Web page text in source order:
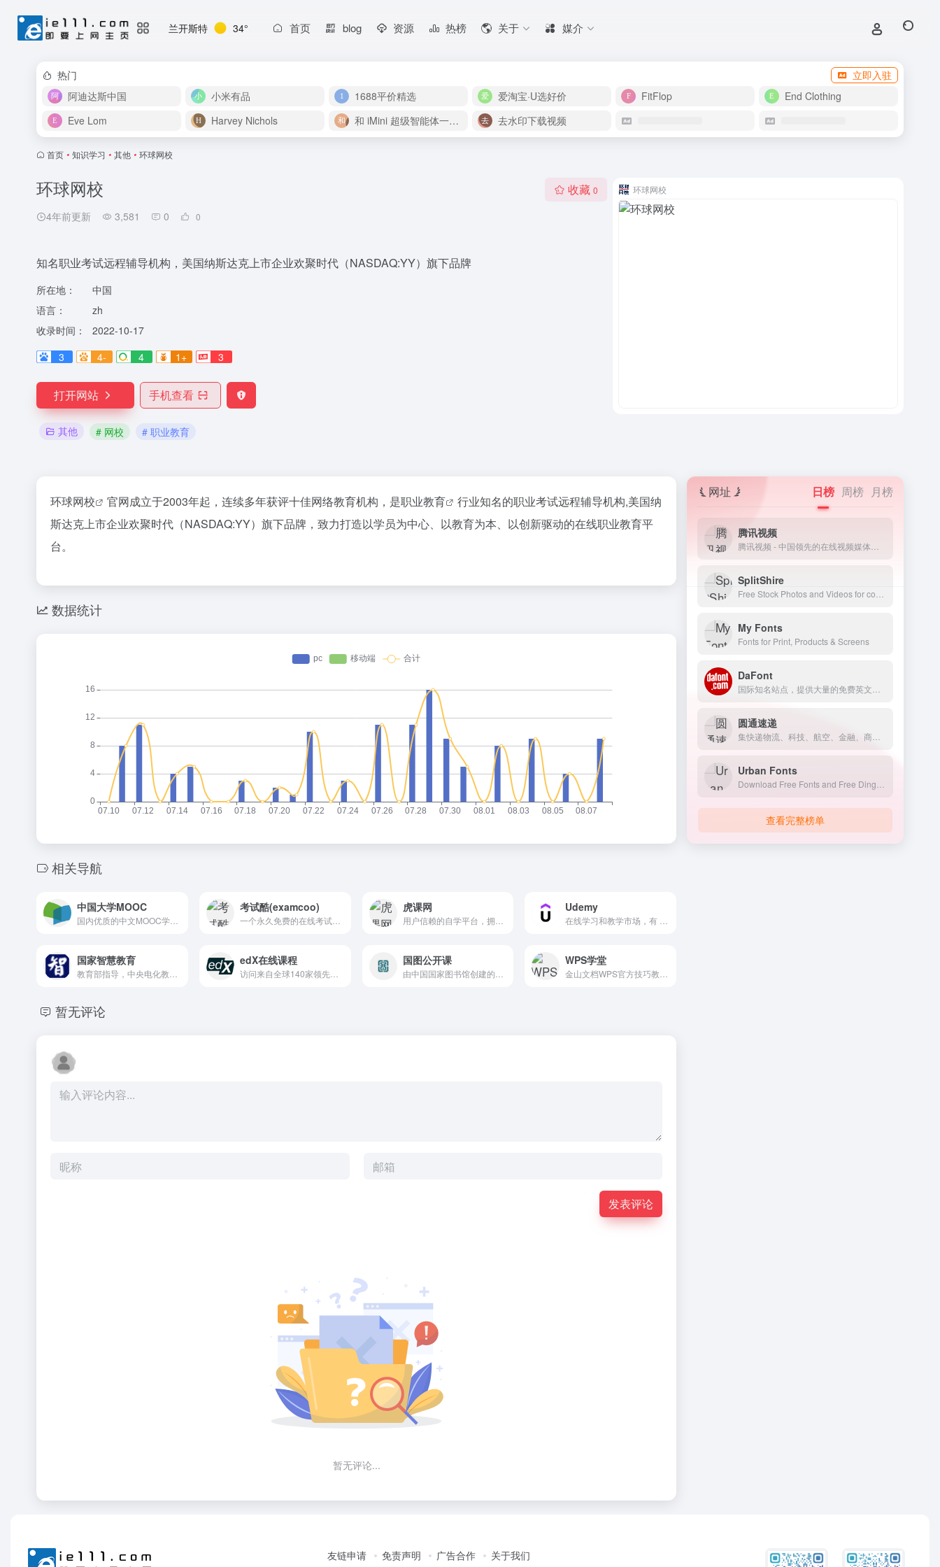
兰开斯特 34° 首页 blog 资源 热榜 关于 媒介
热门
立即入驻
阿迪达斯中国
小米有品 1688平价精选 爱淘宝·U选好价 FitFlop
End Clothing
Eve Lom
Harvey Nichols 和 iMini 超级智能体一起构建伟大作品 去水印下载视频
首页 • 知识学习 • 其他 • 环球网校
环球网校
4年前更新 3,581 0 0
收藏 0
知名职业考试远程辅导机构，美国纳斯达克上市企业欢聚时代（NASDAQ:YY）旗下品牌
所在地：
中国
语言：
zh
收录时间：
2022-10-17
3
4- 4 1+ 3
打开网站 手机查看
其他 # 网校 # 职业教育
环球网校
环球网校 官网成立于2003年起，连续多年获评十佳网络教育机构，是职业教育
行业知名的职业考试远程辅导机构,美国纳
斯达克上市企业欢聚时代（NASDAQ:YY）旗下品牌，致力打造以学员为中心、以教育为本、以创新驱动的在线职业教育平
台。
数据统计
相关导航
中国大学MOOC 考试酷(examcoo) 虎课网 Udemy
国家智慧教育 edX在线课程 国图公开课 WPS学堂
暂无评论
发表评论
暂无评论...
网址 日榜 周榜 月榜
腾讯视频
SplitShire
My Fonts
Fonts for Print, Products & Screens
DaFont
圆通速递
Urban Fonts
查看完整榜单
友链申请 免责声明 广告合作 关于我们